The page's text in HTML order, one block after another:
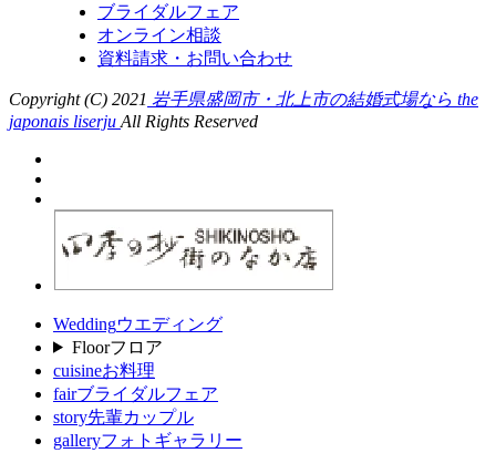
ブライダルフェア
オンライン相談
資料請求・お問い合わせ
Copyright (C) 2021 岩手県盛岡市・北上市の結婚式場なら the
japonais liserju All Rights Reserved
Weddingウエディング
Floorフロア
cuisineお料理
fairブライダルフェア
story先輩カップル
galleryフォトギャラリー